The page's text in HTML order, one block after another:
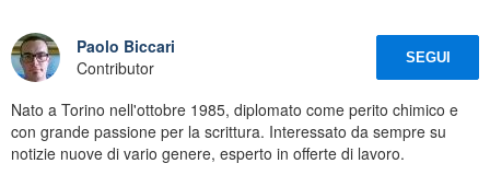
Paolo Biccari
Contributor
SEGUI
Nato a Torino nell'ottobre 1985, diplomato come perito chimico e
con grande passione per la scrittura. Interessato da sempre su
notizie nuove di vario genere, esperto in offerte di lavoro.